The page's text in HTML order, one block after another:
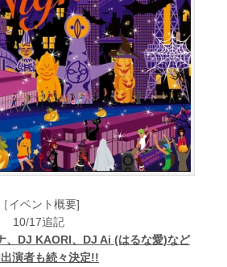
［イベント概要]
10/17追記
、DJ KAORI、DJ Ai (はるな愛)など
演者も続々決定!!